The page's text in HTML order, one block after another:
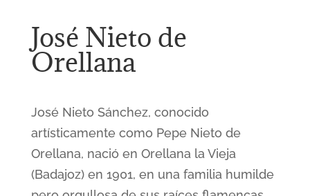
José Nieto de
Orellana
José Nieto Sánchez, conocido
artísticamente como Pepe Nieto de
Orellana, nació en Orellana la Vieja
(Badajoz) en 1901, en una familia humilde